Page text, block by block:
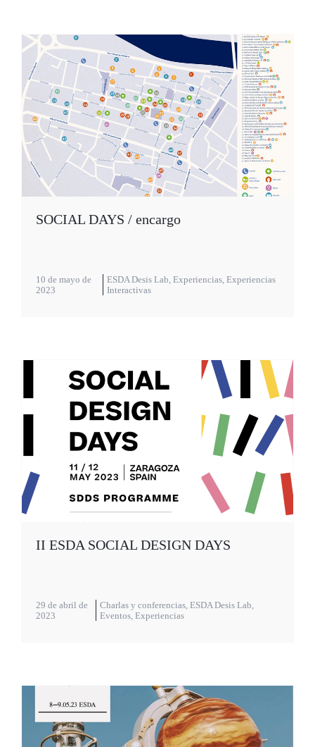
SOCIAL DAYS / encargo
10 de mayo de
2023
ESDA Desis Lab,Experiencias,Experiencias
Interactivas
II ESDA SOCIAL DESIGN DAYS
29 de abril de
2023
Charlas y conferencias,ESDA Desis Lab,
Eventos,Experiencias